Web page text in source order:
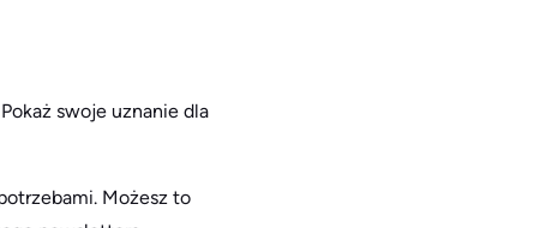
swoje uznanie dla
Możesz to